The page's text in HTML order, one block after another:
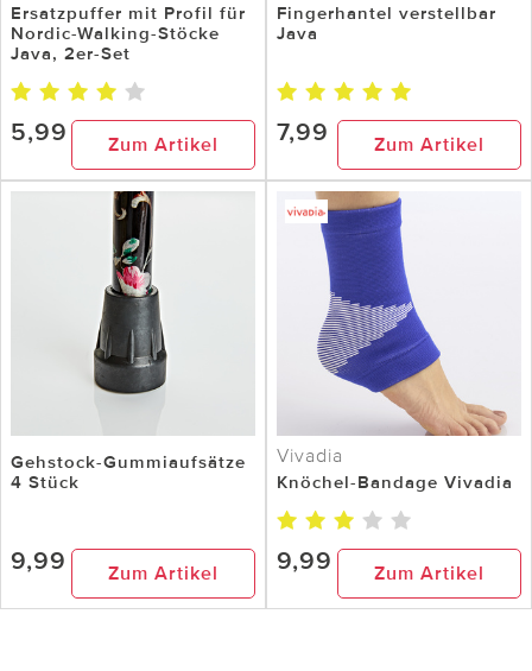
Ersatzpuffer mit Profil für
Nordic-Walking-Stöcke
Java, 2er-Set
5,99 Zum Artikel
Fingerhantel verstellbar
Java
7,99 Zum Artikel
Gehstock-Gummiaufsätze
4 Stück
9,99 Zum Artikel
Vivadia
Knöchel-Bandage Vivadia
9,99 Zum Artikel